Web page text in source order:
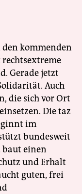
den kommenden
Gerade jetzt
Auch
die sich vor Ort
Die taz
im
bundesweit
einen
und Erhalt
guten, frei